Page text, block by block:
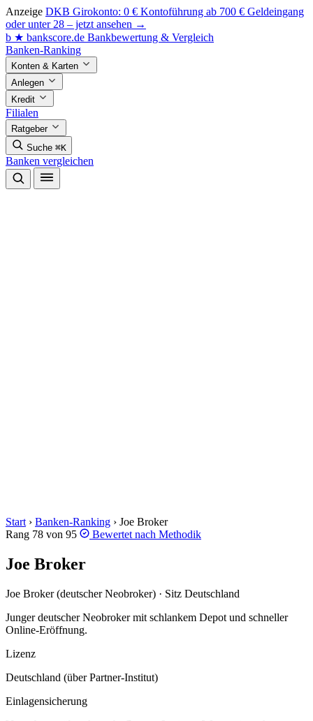
Anzeige DKB Girokonto: 0 € Kontoführung ab 700 € Geldeingang
oder unter 28 – jetzt ansehen →
b ★ bankscore.de Bankbewertung & Vergleich
Banken-Ranking
Konten & Karten
Anlegen
Kredit
Filialen
Ratgeber
Suche ⌘K
Banken vergleichen
Start › Banken-Ranking › Joe Broker
Rang 78 von 95
Bewertet nach Methodik
Joe Broker
Joe Broker (deutscher Neobroker) · Sitz Deutschland
Junger deutscher Neobroker mit schlankem Depot und schneller
Online-Eröffnung.
Lizenz
Deutschland (über Partner-Institut)
Einlagensicherung